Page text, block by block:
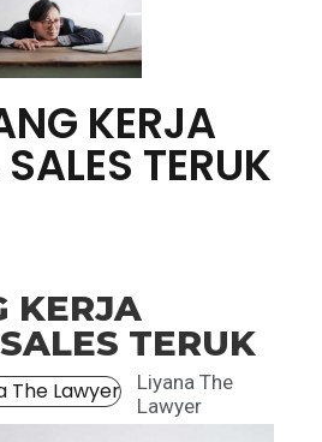
KERJA
TERUK
KERJA
TERUK
Liyana The
Lawyer